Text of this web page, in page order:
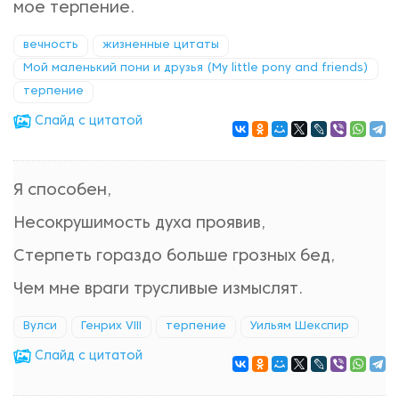
мое терпение.
вечность жизненные цитаты
Мой маленький пони и друзья (My little pony and friends)
терпение
Cлайд с цитатой
Я способен,
Несокрушимость духа проявив,
Стерпеть гораздо больше грозных бед,
Чем мне враги трусливые измыслят.
Вулси Генрих VIII терпение Уильям Шекспир
Cлайд с цитатой